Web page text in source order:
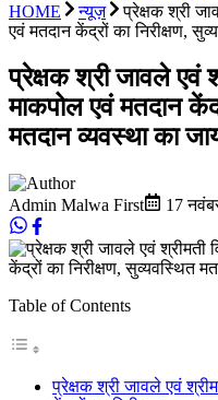
HOME
न्यूज़
प्रेक्षक श्री
एवं मतदान केंद्रों का निरीक्षण,
प्रेक्षक श्री जावले एवं
माकपोल एवं मतदान
मतदान व्‍यवस्‍था का
Admin Malwa First 17
Table of Contents
प्रेक्षक श्री जावले एवं